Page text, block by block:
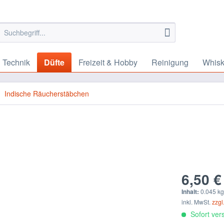
Düfte Freizeit & Hobby Reinigung
Indische Räucherstäbchen
6,50
Inhalt:0.045
inkl. MwSt.
Sofort